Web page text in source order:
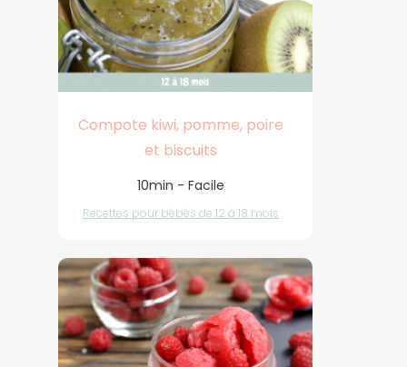
Compote kiwi, pomme, poire
et biscuits
10min - Facile
Recettes pour bébés de 12 à 18 mois